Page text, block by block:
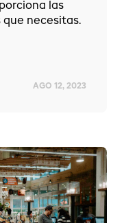
las
necesitas.
AGO 12, 2023